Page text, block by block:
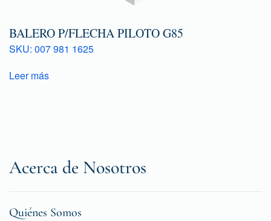
BALERO P/FLECHA PILOTO G85
SKU: 007 981 1625
Leer más
Acerca de Nosotros
Quiénes Somos